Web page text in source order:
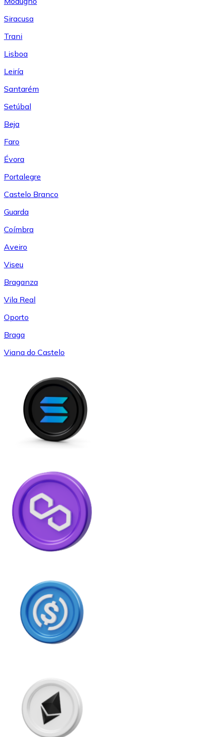
Siracusa
Trani
Lisboa
Leiría
Santarém
Setúbal
Beja
Faro
Évora
Portalegre
Castelo Branco
Guarda
Coímbra
Aveiro
Viseu
Braganza
Vila Real
Oporto
Braga
Viana do Castelo